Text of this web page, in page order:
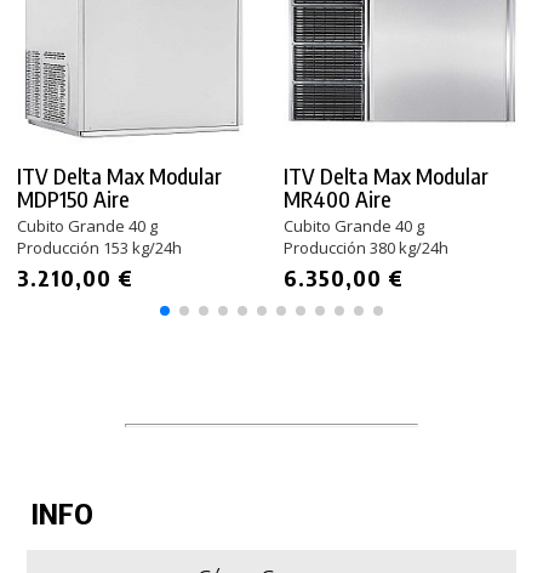
ITV Delta Max Modular
MDP150 Aire
Cubito Grande 40 g
Producción 153 kg/24h
3.210,00 €
ITV Delta Max Modular
MR400 Aire
Cubito Grande 40 g
Producción 380 kg/24h
6.350,00 €
INFO